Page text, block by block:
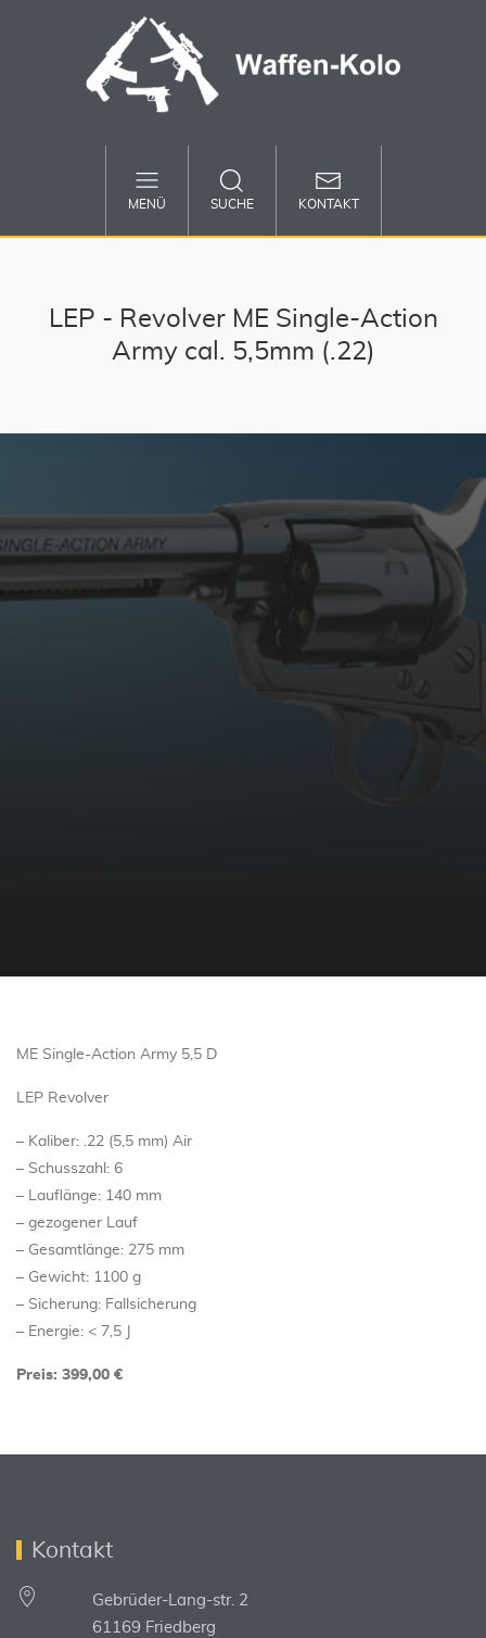
MENÜ SUCHE KONTAKT
LEP - Revolver ME Single-Action
Army cal. 5,5mm (.22)
ME Single-Action Army 5,5 D
LEP Revolver
– Kaliber: .22 (5,5 mm) Air
– Schusszahl: 6
– Lauflänge: 140 mm
– gezogener Lauf
– Gesamtlänge: 275 mm
– Gewicht: 1100 g
– Sicherung: Fallsicherung
– Energie: < 7,5 J
Preis: 399,00 €
Kontakt
Gebrüder-Lang-str. 2
61169 Friedberg